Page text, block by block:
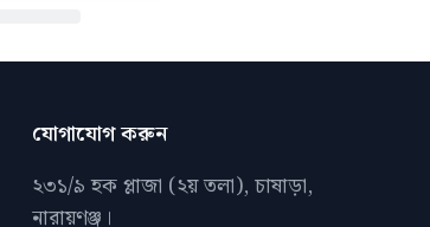
যোগাযোগ করুন
২৩১/৯ হক প্লাজা (২য় তলা), চাষাড়া,
নারায়ণঞ্জ।